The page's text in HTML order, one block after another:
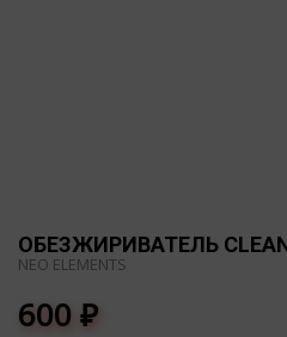
ОБЕЗЖИРИВАТЕЛЬ
NEO ELEMENTS
600₽